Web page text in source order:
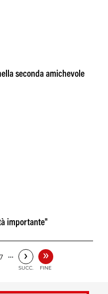
seconda amichevole
importante"
… ›
SUCC.
»
FINE